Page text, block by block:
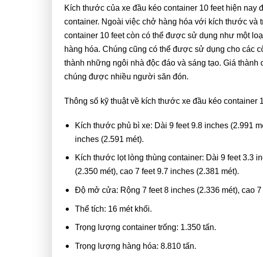
Kích thước của xe đầu kéo container 10 feet hiện nay
container. Ngoài việc chở hàng hóa với kích thước và
container 10 feet còn có thể được sử dụng như một
hàng hóa. Chúng cũng có thể được sử dụng cho các
thành những ngôi nhà độc đáo và sáng tạo. Giá
chúng được nhiều người săn đón.
Thông số kỹ thuật về kích thước xe đầu kéo container
Kích thước phủ bì xe: Dài 9 feet 9.8 inches (2.991
inches (2.591 mét).
Kích thước lọt lòng thùng container: Dài 9 feet 3.3
(2.350 mét), cao 7 feet 9.7 inches (2.381 mét).
Độ mở cửa: Rộng 7 feet 8 inches (2.336 mét), cao
Thể tích: 16 mét khối.
Trọng lượng container trống: 1.350 tấn.
Trọng lượng hàng hóa: 8.810 tấn.